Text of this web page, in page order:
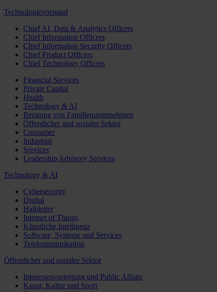
Technologievorstand
Chief AI, Data & Analytics Officers
Chief Information Officers
Chief Information Security Officers
Chief Product Officers
Chief Technology Officers
Financial Services
Private Capital
Health
Technology & AI
Beratung von Familienunternehmen
Öffentlicher und sozialer Sektor
Consumer
Industrial
Services
Leadership Advisory Services
Technology & AI
Cybersecurity
Digital
Halbleiter
Internet of Things
Künstliche Intelligenz
Software, Systeme und Services
Telekommunikation
Öffentlicher und sozialer Sektor
Interessenvertretung und Public Affairs
Kunst, Kultur und Sport